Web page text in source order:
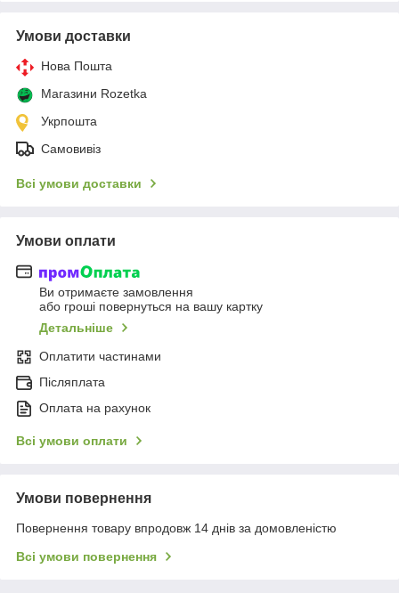
Умови доставки
Нова Пошта
Магазини Rozetka
Укрпошта
Самовивіз
Всі умови доставки
Умови оплати
Ви отримаєте замовлення
або гроші повернуться на вашу картку
Детальніше
Оплатити частинами
Післяплата
Оплата на рахунок
Всі умови оплати
Умови повернення
Повернення товару впродовж 14 днів за домовленістю
Всі умови повернення